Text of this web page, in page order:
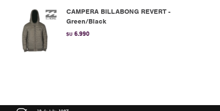
CAMPERA BILLABONG REVERT -
Green/Black
$U 6.990